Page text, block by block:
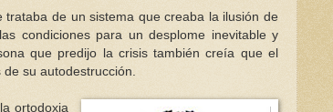
de un sistema que creaba la ilusión de
condiciones para un desplome inevitable y
que predijo la crisis también creía que el
su autodestrucción.
ortodoxia